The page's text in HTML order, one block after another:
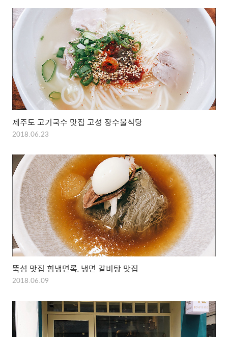
제주도 고기국수 맛집 고성 장수물식당
2018.06.23
뚝섬 맛집 힘냉면록, 냉면 갈비탕 맛집
2018.06.09